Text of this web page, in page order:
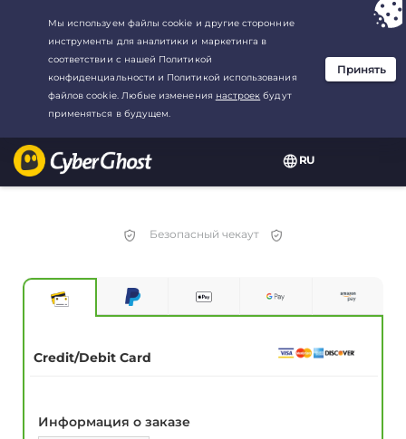
RU
Ваш выбор:Лучшая сделкадля3.3333333333333-год at$
месяц
Безопасный чекаут
Credit/Debit Card
Информация о заказе